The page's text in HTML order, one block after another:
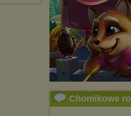
Chomikowe